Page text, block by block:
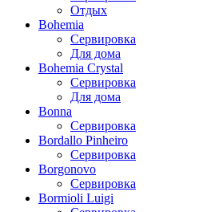
Отдых
Bohemia
Сервировка
Для дома
Bohemia Crystal
Сервировка
Для дома
Bonna
Сервировка
Bordallo Pinheiro
Сервировка
Borgonovo
Сервировка
Bormioli Luigi